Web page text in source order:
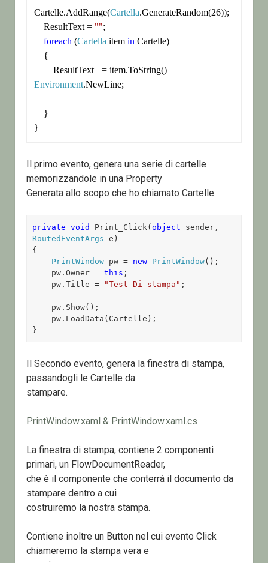
Cartelle.AddRange(Cartella.GenerateRandom(26));
    ResultText =
"";
foreach (Cartella item in Cartelle)
        ResultText += item.ToString() +
Environment.NewLine;
Il primo evento, genera una serie di cartelle
memorizzandole in una Property
Generata allo scopo che ho chiamato Cartelle.
private void Print_Click(object
RoutedEventArgs e)
{
PrintWindow pw = new PrintWindow();
    pw.Owner =
this ;
    pw.Title =
"Test Di stampa" ;
}
Il Secondo evento, genera la finestra di stampa,
passandogli le Cartelle da
stampare.
PrintWindow.xaml & PrintWindow.xaml.cs
La finestra di stampa, contiene 2 componenti
primari, un FlowDocumentReader,
che è il componente che conterrà il documento da
stampare dentro a cui
costruiremo la nostra stampa.
Contiene inoltre un Button nel cui evento Click
chiameremo la stampa vera e